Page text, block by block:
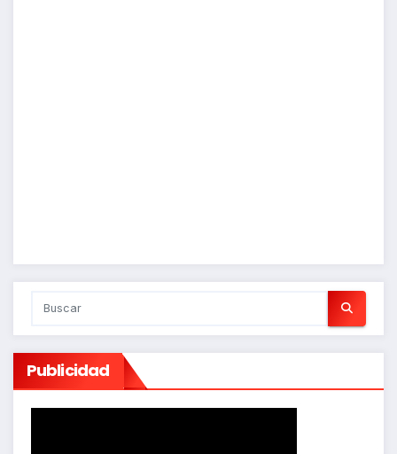
Publicidad